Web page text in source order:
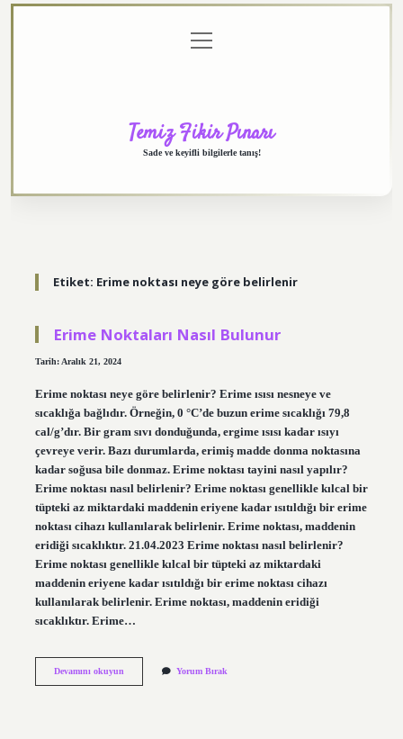
menüyü
aç
Temiz Fikir Pınarı
Sade ve keyifli bilgilerle tanış!
Etiket: Erime noktası neye göre belirlenir
Erime Noktaları Nasıl Bulunur
Tarih: Aralık 21, 2024
Erime noktası neye göre belirlenir? Erime ısısı nesneye ve
sıcaklığa bağlıdır. Örneğin, 0 °C’de buzun erime sıcaklığı 79,8
cal/g’dır. Bir gram sıvı donduğunda, ergime ısısı kadar ısıyı
çevreye verir. Bazı durumlarda, erimiş madde donma noktasına
kadar soğusa bile donmaz. Erime noktası tayini nasıl yapılır?
Erime noktası nasıl belirlenir? Erime noktası genellikle kılcal bir
tüpteki az miktardaki maddenin eriyene kadar ısıtıldığı bir erime
noktası cihazı kullanılarak belirlenir. Erime noktası, maddenin
eridiği sıcaklıktır. 21.04.2023 Erime noktası nasıl belirlenir?
Erime noktası genellikle kılcal bir tüpteki az miktardaki
maddenin eriyene kadar ısıtıldığı bir erime noktası cihazı
kullanılarak belirlenir. Erime noktası, maddenin eridiği
sıcaklıktır. Erime…
Devamını okuyunErime
Yorum Bırak